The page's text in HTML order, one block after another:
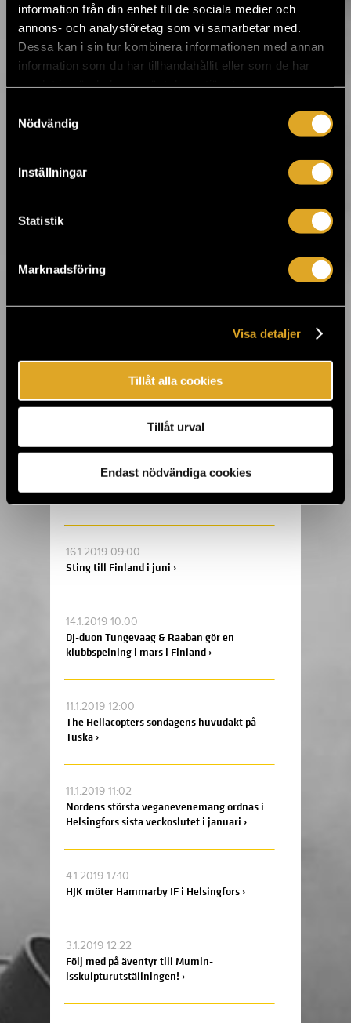
information från din enhet till de sociala medier och
annons- och analysföretag som vi samarbetar med.
Dessa kan i sin tur kombinera informationen med annan
information som du har tillhandahållit eller som de har
Nödvändig
Inställningar
Statistik
Marknadsföring
Visa detaljer
Tillåt alla cookies
Tillåt urval
Endast nödvändiga cookies
3.3.2019 10:00
Teater Mars' Meningen med livet och andra
berättelser ›
Du hinner ännu se Cleaning Womens
28.1.2019 09:00
Gods Of Rap tar Wu-Tang Clan, Public
23.1.2019 17:41
Union Carbide Productions kommer snart
till Tavastia ›
16.1.2019 09:00
Sting till Finland i juni ›
14.1.2019 10:00
DJ-duon Tungevaag & Raaban gör en
klubbspelning i mars i Finland ›
11.1.2019 12:00
The Hellacopters söndagens huvudakt på
Tuska ›
11.1.2019 11:02
Nordens största veganevenemang ordnas i
Helsingfors sista veckoslutet i januari ›
4.1.2019 17:10
HJK möter Hammarby IF i Helsingfors ›
3.1.2019 12:22
Följ med på äventyr till Mumin-
isskulpturutställningen! ›